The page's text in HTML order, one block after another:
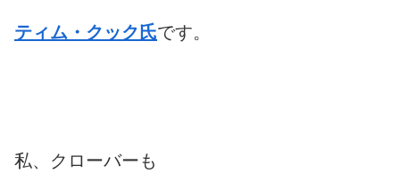
ティム・クック氏です。
私、クローバーも